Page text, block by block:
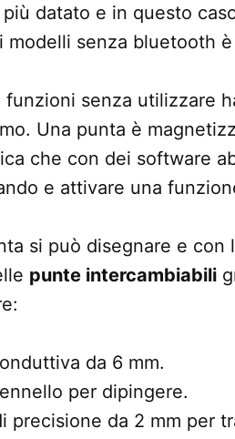
datato e in questo
modelli senza bluetooth è
senza utilizzare
Una punta è
che con dei software
e attivare una
si può disegnare e con
punte intercambiabili
da 6 mm.
per dipingere.
precisione da 2 mm per